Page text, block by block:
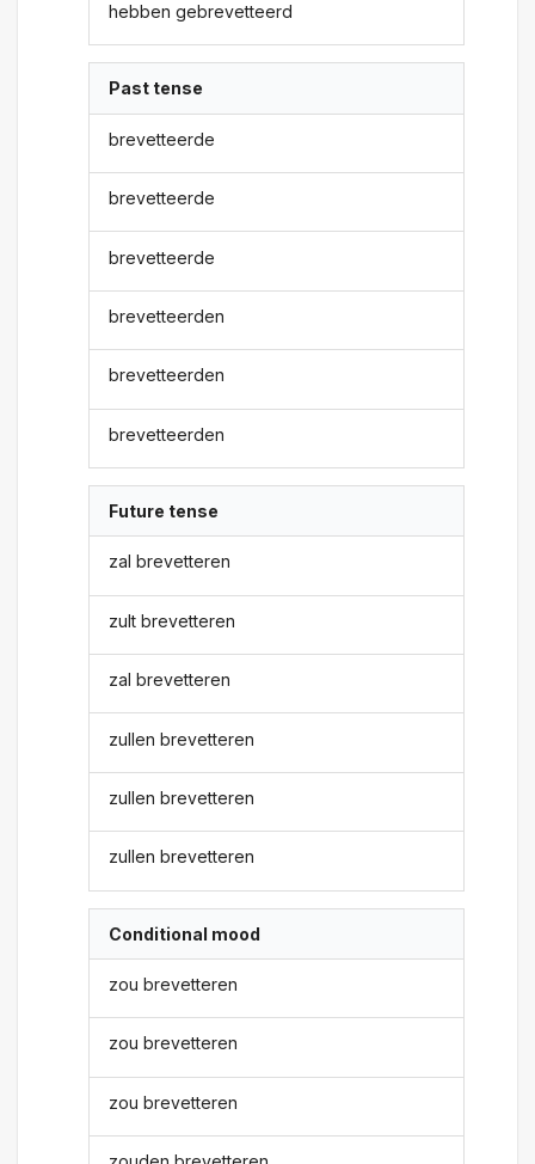
hebben gebrevetteerd
Past tense
brevetteerde
brevetteerde
brevetteerde
brevetteerden
brevetteerden
brevetteerden
Future tense
zal brevetteren
zult brevetteren
zal brevetteren
zullen brevetteren
zullen brevetteren
zullen brevetteren
Conditional mood
zou brevetteren
zou brevetteren
zou brevetteren